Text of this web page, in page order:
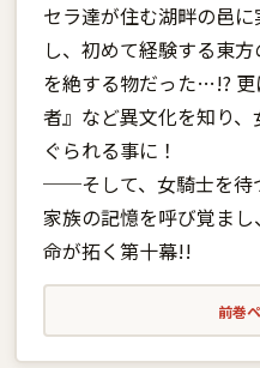
セラ達が住む湖畔の邑
し、初めて経験する東
を絶する物だった…!? 更
者』など異文化を知り
ぐられる事に！
──そして、女騎士を待
家族の記憶を呼び覚ま
命が拓く第十幕!!
前巻